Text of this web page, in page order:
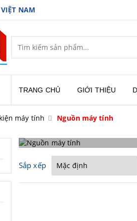
NAM
TRANG CHỦ GIỚI THIỆU
máy tính Nguồn máy tính
Sắp xếp